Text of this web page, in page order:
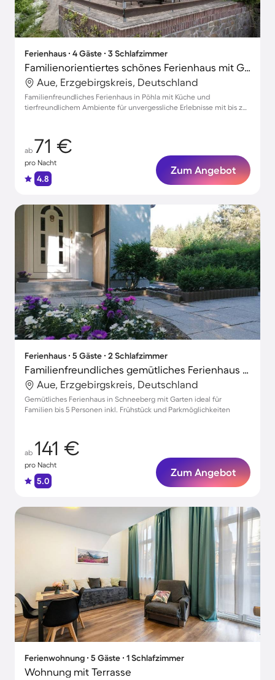
Ferienhaus ∙ 4 Gäste ∙ 3 Schlafzimmer
Familienorientiertes schönes Ferienhaus mit Garten, Grill und Terrasse | Gartenblick | Haustiere sind willkommen
Aue, Erzgebirgskreis, Deutschland
Familienfreundliches Ferienhaus in Pöhla mit Küche und
tierfreundlichem Ambiente für unvergessliche Erlebnisse mit bis zu
ab 71 €
pro Nacht
4.8
Zum Angebot
Ferienhaus ∙ 5 Gäste ∙ 2 Schlafzimmer
Familienfreundliches gemütliches Ferienhaus mit Terrasse, Sauna und Grill | Ideal für Homeoffice
Aue, Erzgebirgskreis, Deutschland
Gemütliches Ferienhaus in Schneeberg mit Garten ideal für
Familien bis 5 Personen inkl. Frühstück und Parkmöglichkeiten
ab 141 €
pro Nacht
5.0
Zum Angebot
Ferienwohnung ∙ 5 Gäste ∙ 1 Schlafzimmer
Wohnung mit Terrasse